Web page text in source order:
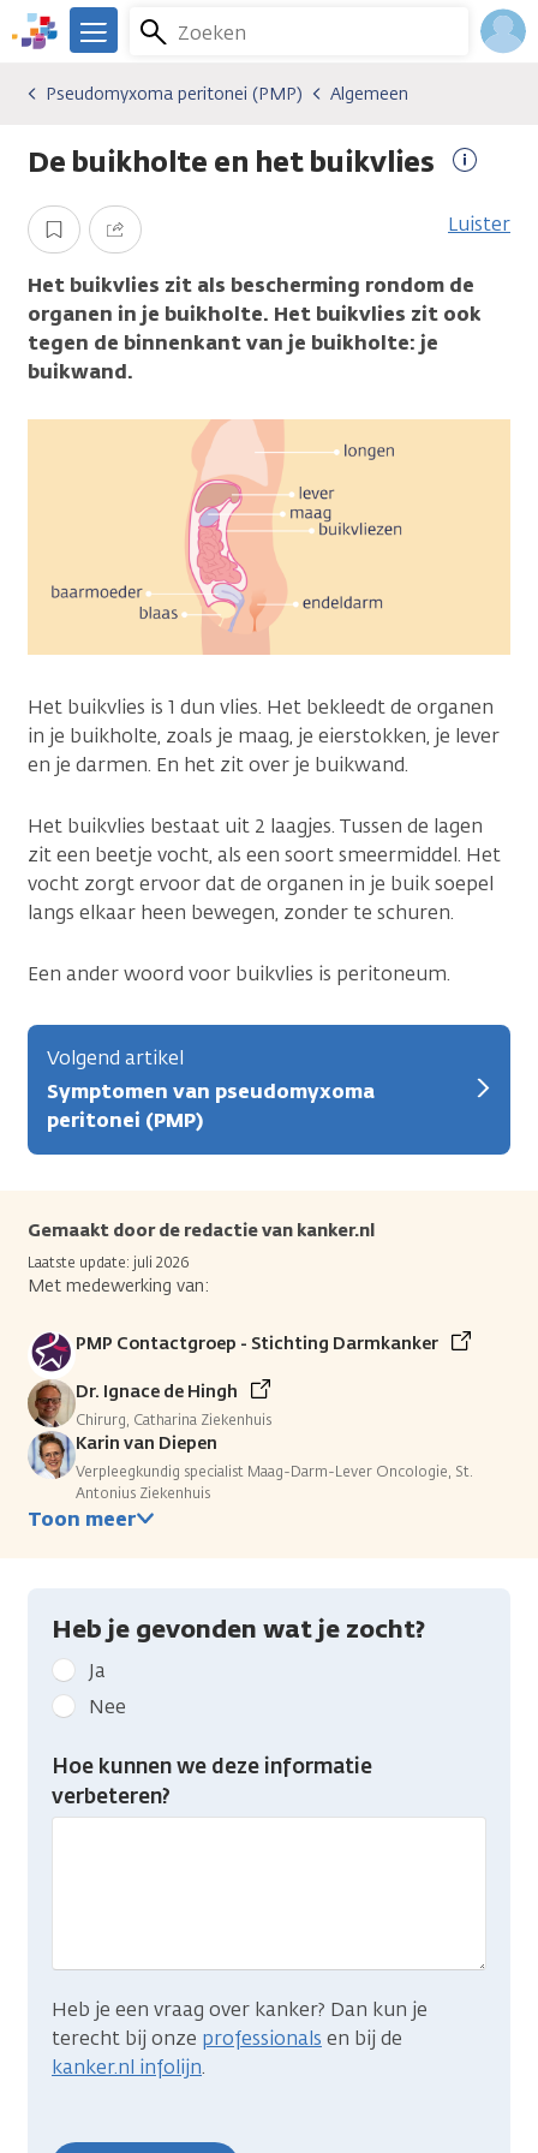
Overslaan
en
gaan
We
er
je.
Zoeken
Menu
Kankersoorten
Pseudomyxoma peritonei (PMP)
Algemeen
Pseudomyxoma peritonei (PMP) Algemeen
De buikholte en het buikvlies
Opslaan Delen Luister
Het buikvlies zit als bescherming rondom de
organen in je buikholte. Het buikvlies zit ook
tegen de binnenkant van je buikholte: je
buikwand.
Het buikvlies is 1 dun vlies. Het bekleedt de organen
in je buikholte, zoals je maag, je eierstokken, je lever
en je darmen. En het zit over je buikwand.
Het buikvlies bestaat uit 2 laagjes. Tussen de lagen
zit een beetje vocht, als een soort smeermiddel. Het
vocht zorgt ervoor dat de organen in je buik soepel
langs elkaar heen bewegen, zonder te schuren.
Een ander woord voor buikvlies is peritoneum.
Volgend artikel
Symptomen van pseudomyxoma
peritonei (PMP)
Gemaakt door de redactie van kanker.nl
Laatste update: juli 2026
Met medewerking van:
PMP Contactgroep - Stichting Darmkanker
Dr. Ignace de Hingh
Chirurg, Catharina Ziekenhuis
Karin van Diepen
Verpleegkundig specialist Maag-Darm-Lever Oncologie, St.
Antonius Ziekenhuis
Toon meer
Heb je gevonden wat je zocht?
Geef
kanker.nl
feedback:
Heb
gevonden
Ja
Nee
Hoe kunnen we deze informatie
verbeteren?
Heb je een vraag over kanker? Dan kun je
terecht bij onze professionals en bij de
kanker.nl infolijn.